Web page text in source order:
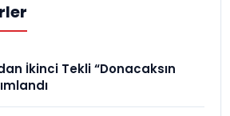
İkinci Tekli “Donacaksın